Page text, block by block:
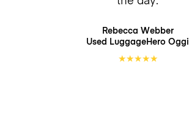
Rebecca Webber
Used LuggageHero Oggi
★★★★★